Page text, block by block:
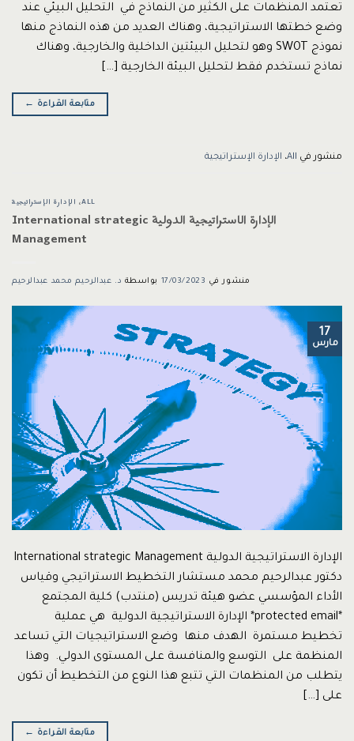
تعتمد المنظمات على الكثير من النماذج في التحليل البيئي عند
وضع خطتها الاستراتيجية، وهناك العديد من هذه النماذج منها
نموذج SWOT وهو لتحليل البيئتين الداخلية والخارجية، وهناك
نماذج تستخدم فقط لتحليل البيئة الخارجية […]
متابعة القراءة ←
منشور في All، الإدارة الإستراتيجية
ALL، الإدارة الإستراتيجية
الإدارة الاستراتيجية الدولية International strategic
Management
منشور في 17/03/2023 بواسطة د. عبدالرحيم محمد عبدالرحيم
17
مارس
الإدارة الاستراتيجية الدولية International strategic Management
دكتور عبدالرحيم محمد مستشار التخطيط الاستراتيجي وقياس
الأداء المؤسسي عضو هيئة تدريس (منتدب) كلية المجتمع
*protected email* الإدارة الاستراتيجية الدولية هي عملية
تخطيط مستمرة الهدف منها وضع الاستراتيجيات التي تساعد
المنظمة على التوسع والمنافسة على المستوى الدولي. وهذا
يتطلب من المنظمات التي تتبع هذا النوع من التخطيط أن تكون
على […]
متابعة القراءة ←